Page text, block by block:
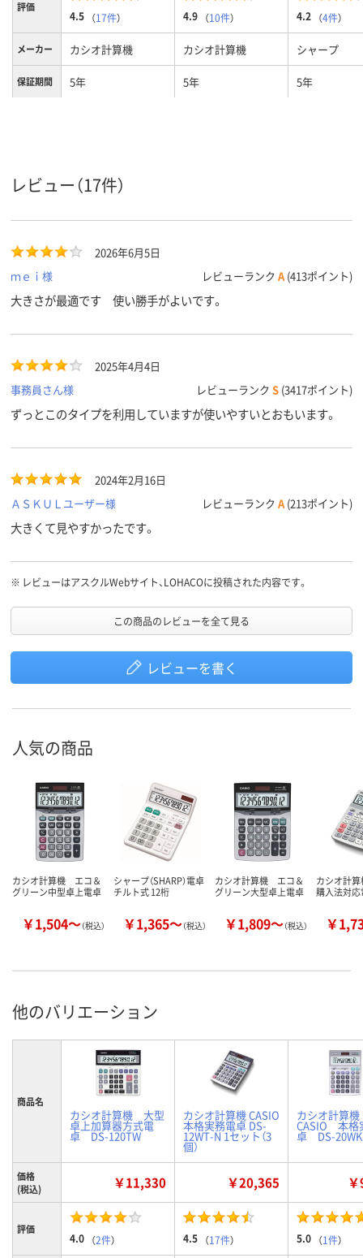
評価
4.5 （17件） 4.9 （10件） 4.2 （4件）
メーカー カシオ計算機 カシオ計算機 シャープ
保証期間 5年 5年 5年
レビュー（17件）
2026年6月5日
ｍｅｉ様
レビューランク A (413ポイント)
大きさが最適です 使い勝手がよいです。
2025年4月4日
事務員さん様
レビューランク S (3417ポイント)
ずっとこのタイプを利用していますが使いやすいとおもいます。
2024年2月16日
ＡＳＫＵＬユーザー様
レビューランク A (213ポイント)
大きくて見やすかったです。
※ レビューはアスクルWebサイト、LOHACOに投稿された内容です。
この商品のレビューを全て見る
レビューを書く
人気の商品
カシオ計算機 エコ＆
グリーン中型卓上電卓
￥1,504～（税込）
シャープ（SHARP）電卓
チルト式 12桁
￥1,365～（税込）
カシオ計算機 エコ＆
グリーン大型卓上電卓
￥1,809～（税込）
カシオ計
購入法対
￥
他のバリエーション
商品名
カシオ計算機 大型
卓上加算器方式電
卓 DS-120TW
カシオ計算機 CASIO
本格実務電卓 DS-
12WT-N 1セット（3
個）
カシオ計算
CASIO 本格
卓 DS-20WK
価格
(税込)
￥11,330 ￥20,365
評価
4.0 （2件） 4.5 （17件） 5.0 （1件）